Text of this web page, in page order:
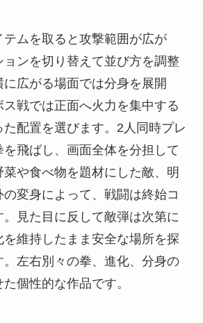
ムを取ると攻撃範囲が広が
ョンを切り替えて並び方を調整
広がる場面では分身を展開
ス戦では正面へ火力を集中する
配置を選びます。2人同時プレ
飛ばし、画面全体を分担して
や食べ物を題材にした敵、明
変身によって、戦闘は終始コ
。見た目に反して敵弾は次第に
維持したまま安全な場所を探
左右別々の拳、進化、分身の
個性的な作品です。